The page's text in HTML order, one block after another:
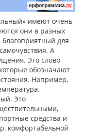
имеют очень
они в разных
для
А
Это слово
обозначают
Например,
Это
средства и
комфортабельной